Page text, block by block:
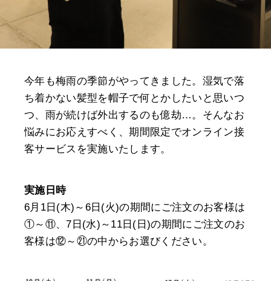
今年も梅雨の季節がやってきました。湿気で落
ち着かない髪型を帽子で何とかしたいと思いつ
つ、雨が続けば外出するのも億劫…。そんなお
悩みにお応えすべく、期間限定でオンライン接
客サービスを実施いたします。
実施日時
6月1日(木)～6日(火)の期間にご注文のお客様は
①～⑪、7日(水)～11日(日)の期間にご注文のお
客様は⑫～㉑の中からお選びください。